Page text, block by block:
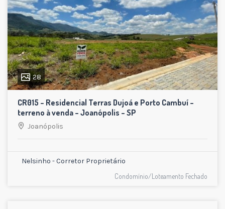
28
CR015 – Residencial Terras Dujoá e Porto Cambuí –
terreno à venda – Joanópolis – SP
Joanópolis
Nelsinho - Corretor Proprietário
Condomínio/Loteamento Fechado